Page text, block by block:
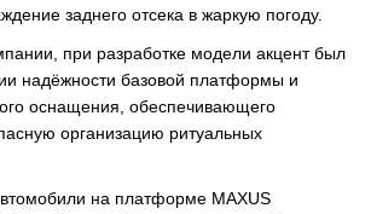
заднего отсека в жаркую погоду.
при разработке модели акцент был
надёжности базовой платформы и
оснащения, обеспечивающего
организацию ритуальных
на платформе MAXUS